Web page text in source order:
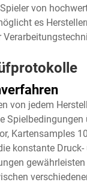
von
es
von jedem
Kartensamples
konstante